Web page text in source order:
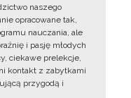
naszego
opracowane tak,
nauczania, ale
i pasję młodych
ciekawe prelekcje,
kontakt z zabytkami
przygodą i